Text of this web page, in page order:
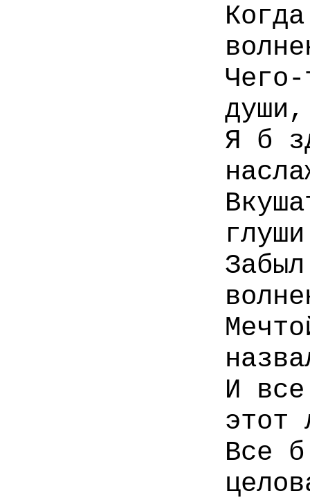
души,
Я б
И
этот
Все